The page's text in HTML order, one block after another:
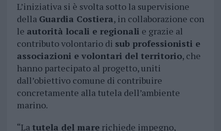
L’iniziativa si è svolta sotto la supervisione
della Guardia Costiera, in collaborazione con
le autorità locali e regionali e grazie al
contributo volontario di sub professionisti e
associazioni e volontari del territorio, che
hanno partecipato al progetto, uniti
dall’obiettivo comune di contribuire
concretamente alla tutela dell’ambiente
marino.
“La tutela del marerichiede impegno,